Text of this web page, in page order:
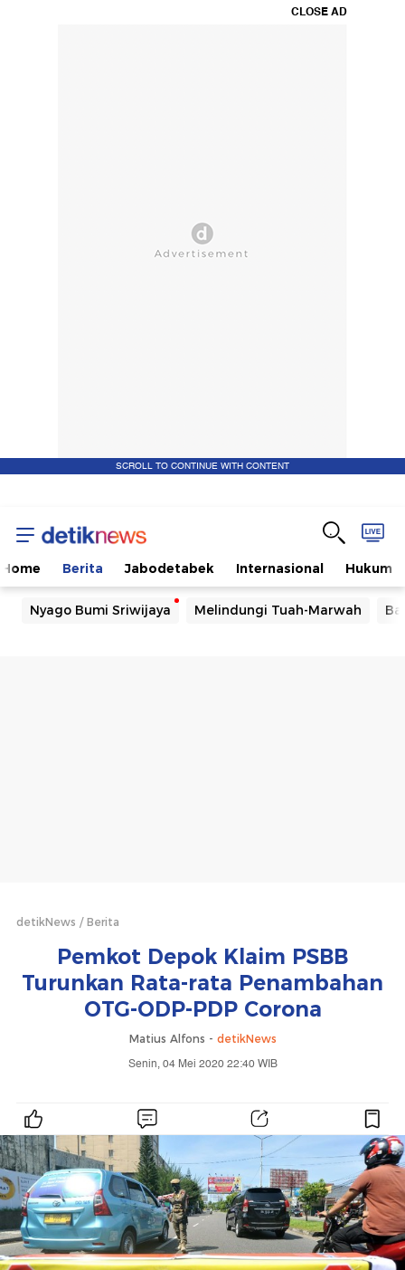
CLOSE AD
SCROLL TO CONTINUE WITH CONTENT
Home Berita Jabodetabek Internasional Hukum
Nyago Bumi Sriwijaya Melindungi Tuah-Marwah
detikNews Berita
Pemkot Depok Klaim PSBB
Turunkan Rata-rata Penambahan
OTG-ODP-PDP Corona
Matius Alfons - detikNews
Senin, 04 Mei 2020 22:40 WIB